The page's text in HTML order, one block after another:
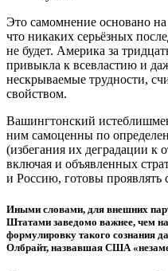
Это самомнение основано
что никаких серьёзных
не будет. Америка за
привыкла к всевластию и
нескрываемые трудности,
свойством.
Вашингтонский
ним самоценны по
(избегания их деградации к
включая и объявленных
и Россию, готовы проявлять
Иными словами, для внешних
Штатами заведомо важнее, чем
формулировку такого сознания
Олбрайт, назвавшая США